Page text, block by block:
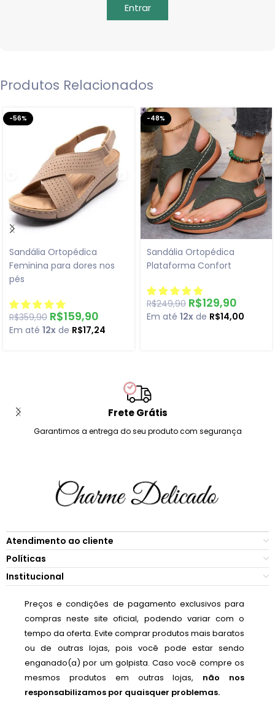
Entrar
Produtos Relacionados
-56%
Sandália Ortopédica
Feminina para dores nos
pés
R$359,90 R$159,90
Em até 12x de R$17,24
-48%
Sandália Ortopédica
Plataforma Confort
R$249,90 R$129,90
Em até 12x de R$14,00
Frete Grátis
Garantimos a entrega do seu produto com segurança
Atendimento ao cliente
Políticas
Institucional
Preços e condições de pagamento exclusivos para
compras neste site oficial, podendo variar com o
tempo da oferta. Evite comprar produtos mais baratos
ou de outras lojas, pois você pode estar sendo
enganado(a) por um golpista. Caso você compre os
mesmos produtos em outras lojas, não nos
responsabilizamos por quaisquer problemas.